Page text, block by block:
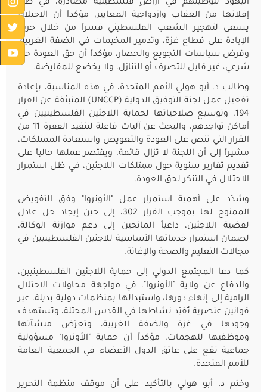
اليهود لتوطينهم في أراضٍ فلسطينية مصادرة، في ظل
إفلاتها من العقاب وازدواجية المعايير، مؤكداً أن الاحتلال
يسعى لتهجير الشعب الفلسطيني قسراً من خلال حرب
الإبادة على قطاع غزة، وتدمير المخيمات في الضفة الغربية،
وفرض سياسات التجويع والحصار، مؤكداً أن حق العودة حق
شرعي، غير قابل للتصرف أو التنازل، ولا يخضع للمقايضة.
وطالب د. أبو هولي الأمم المتحدة، في هذه المناسبة، بإعادة
تفعيل عمل لجنة التوفيق الدولية (UNCCP) المنبثقة عن القرار
194، وتوسيع صلاحياتها لحماية اللاجئين الفلسطينيين في
أماكن تواجدهم، والبحث عن آليات فاعلة لتنفيذ الفقرة 11 من
القرار التي تنص على العودة والتعويض واستعادة الممتلكات،
مشيراً إلى أن اللجنة لا تزال قائمة، ويقتصر عملها حالياً على
تقديم تقارير سنوية حول ممتلكات اللاجئين، في ظل استمرار
الاحتلال في التنكر لحق العودة.
وشدّد على أهمية استمرار عمل "الأونروا" وفق التفويض
الممنوح لها بموجب القرار 302، إلى حين إيجاد حل عادل
لقضية اللاجئين، داعياً المانحين إلى دعم موازنة الوكالة،
لضمان استمرار خدماتها الأساسية للاجئين الفلسطينيين في
مجالات التعليم والصحة والإغاثة.
كما دعا المجتمع الدولي إلى حماية اللاجئين الفلسطينيين،
والدفاع عن ولاية "الأونروا"، في مواجهة محاولات الاحتلال
الرامية إلى إنهاء دورها، واستبدالها بمنظمات دولية بديلة، عبر
قوانين عنصرية تُقيّد نشاطها في القدس المحتلة، وتستهدف
وجودها في غزة والضفة الغربية، وتعرّض منشآتها
وموظفيها للهجمات، مؤكداً أن حماية "الأونروا" مسؤولية
جماعية تقع على عاتق الدول الأعضاء في الجمعية العامة
للأمم المتحدة.
وختم د. أبو هولي بالتأكيد على أن موقف منظمة التحرير